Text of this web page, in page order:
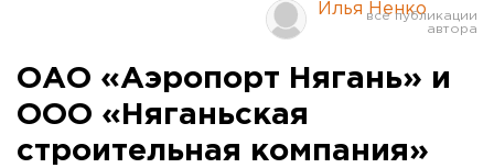
Илья Ненко
ОАО «Аэропорт Нягань» и
ООО «Няганьская
строительная компания»